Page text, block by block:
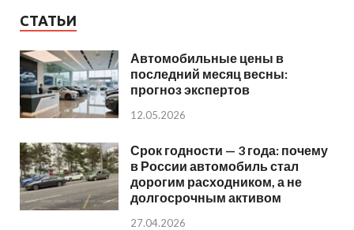
СТАТЬИ
Автомобильные цены в
последний месяц весны:
прогноз экспертов
12.05.2026
Срок годности — 3 года: почему
в России автомобиль стал
дорогим расходником, а не
долгосрочным активом
27.04.2026